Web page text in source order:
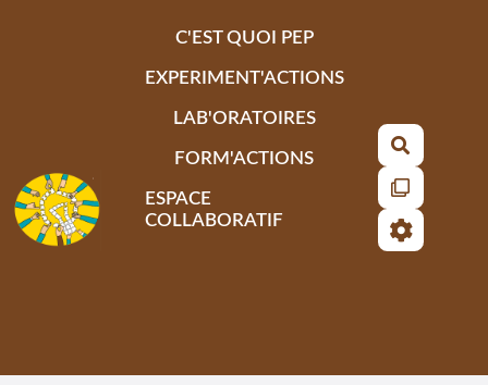
C'EST QUOI PEP
EXPERIMENT'ACTIONS
LAB'ORATOIRES
FORM'ACTIONS
ESPACE
COLLABORATIF